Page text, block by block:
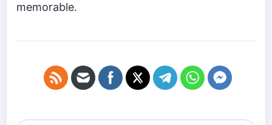
memorable.